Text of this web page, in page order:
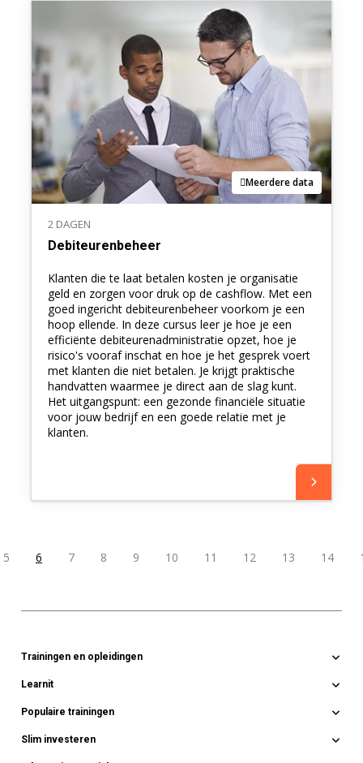
Meerdere data
2 DAGEN
Debiteurenbeheer
Klanten die te laat betalen kosten je organisatie
geld en zorgen voor druk op de cashflow. Met een
goed ingericht debiteurenbeheer voorkom je een
hoop ellende. In deze cursus leer je hoe je een
efficiënte debiteurenadministratie opzet, hoe je
risico's vooraf inschat en hoe je het gesprek voert
met klanten die niet betalen. Je krijgt praktische
handvatten waarmee je direct aan de slag kunt.
Het uitgangspunt: een gezonde financiële situatie
voor jouw bedrijf en een goede relatie met je
klanten.
5 6 7 8 9 10 11 12 13 14
Trainingen en opleidingen
Online
Blog
Learnit
Contact
Over Learnit
Populaire trainingen
Communicatie
Slim investeren